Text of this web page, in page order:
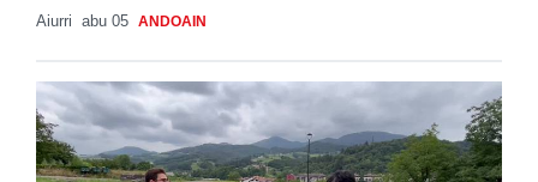
Aiurri abu 05 ANDOAIN